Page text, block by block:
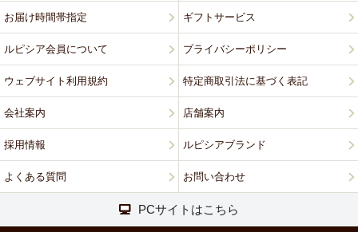
お届け時間帯指定 ギフトサービス
ルピシア会員について プライバシーポリシー
ウェブサイト利用規約 特定商取引法に基づく表記
会社案内 店舗案内
採用情報 ルピシアブランド
よくある質問 お問い合わせ
PCサイトはこちら